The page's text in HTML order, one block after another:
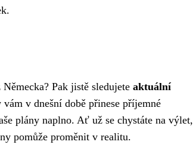
Pak jistě sledujete aktuální
v dnešní době přinese příjemné
plány naplno. Ať už se chystáte na výlet,
pomůže proměnit v realitu.